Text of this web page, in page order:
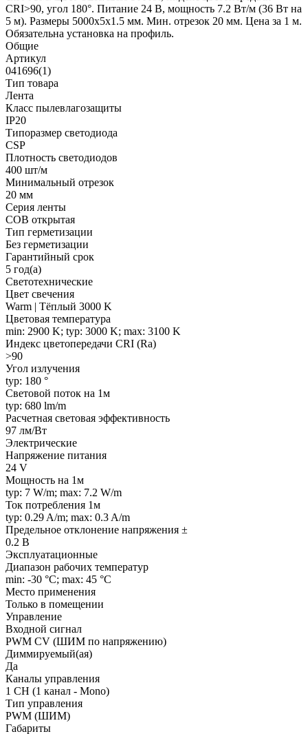
CRI>90, угол 180°. Питание 24 В, мощность 7.2 Вт/м (36 Вт на
5 м). Размеры 5000х5х1.5 мм. Мин. отрезок 20 мм. Цена за 1 м.
Обязательна установка на профиль.
Общие
Артикул
041696(1)
Тип товара
Лента
Класс пылевлагозащиты
IP20
Типоразмер светодиода
CSP
Плотность светодиодов
400 шт/м
Минимальный отрезок
20 мм
Серия ленты
COB открытая
Тип герметизации
Без герметизации
Гарантийный срок
5 год(а)
Светотехнические
Цвет свечения
Warm | Тёплый 3000 K
Цветовая температура
min: 2900 K; typ: 3000 K; max: 3100 K
Индекс цветопередачи CRI (Ra)
>90
Угол излучения
typ: 180 °
Световой поток на 1м
typ: 680 lm/m
Расчетная световая эффективность
97 лм/Вт
Электрические
Напряжение питания
24 V
Мощность на 1м
typ: 7 W/m; max: 7.2 W/m
Ток потребления 1м
typ: 0.29 A/m; max: 0.3 A/m
Предельное отклонение напряжения ±
0.2 В
Эксплуатационные
Диапазон рабочих температур
min: -30 °C; max: 45 °C
Место применения
Только в помещении
Управление
Входной сигнал
PWM СV (ШИМ по напряжению)
Диммируемый(ая)
Да
Каналы управления
1 CH (1 канал - Mono)
Тип управления
PWM (ШИМ)
Габариты